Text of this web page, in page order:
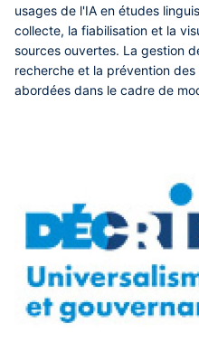
usages de l'IA en études
collecte, la fiabilisation et la
sources ouvertes. La gestion
recherche et la prévention
abordées dans le cadre de